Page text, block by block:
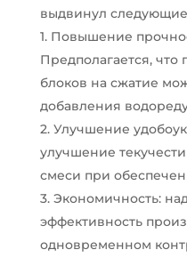
выдвинул
1. Повышение
Предполагается,
блоков на сжатие
добавления
2. Улучшение
улучшение
смеси при
3. Экономичность:
эффективность
одновременном